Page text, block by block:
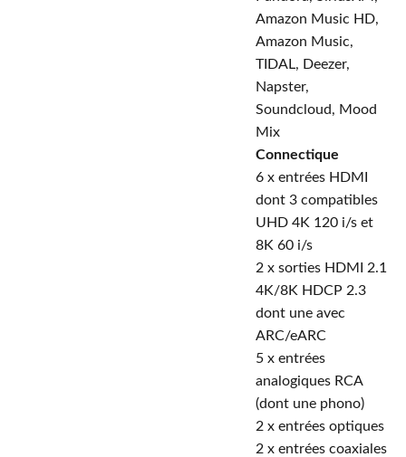
Amazon Music HD,
Amazon Music,
TIDAL, Deezer,
Napster,
Soundcloud, Mood
Mix
Connectique
6 x entrées HDMI
dont 3 compatibles
UHD 4K 120 i/s et
8K 60 i/s
2 x sorties HDMI 2.1
4K/8K HDCP 2.3
dont une avec
ARC/eARC
5 x entrées
analogiques RCA
(dont une phono)
2 x entrées optiques
2 x entrées coaxiales